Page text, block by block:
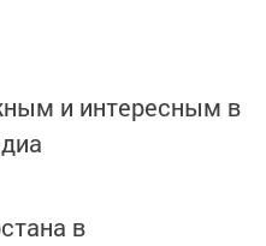
и интересным в
в